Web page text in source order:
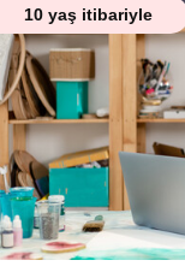
10 yaş itibariyle